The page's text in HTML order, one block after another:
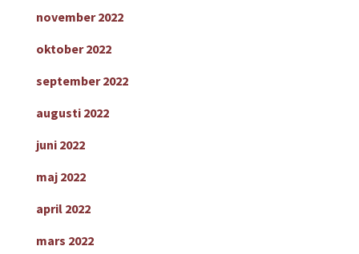
november 2022
oktober 2022
september 2022
augusti 2022
juni 2022
maj 2022
april 2022
mars 2022